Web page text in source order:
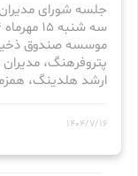
جلسه شورای
موسسه صندوق
پتروفرهنگ،
ارشد هلدینگ، همزمان با آغاز
1404/7/16